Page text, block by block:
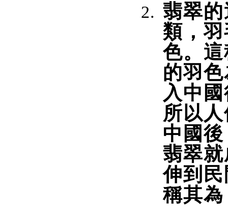
翡翠
類，
色。
的羽
入中
所以
中國
翡翠
伸到
稱其